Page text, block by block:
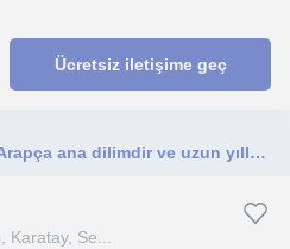
Ücretsiz iletişime geç
Merhaba, ben Adem Başar. Arapça ana dilimdir ve uzun yıllardır farklı diller ve kültürlerle iç içe akademik çalışmalar yapıyorum.
Karatay, Se...